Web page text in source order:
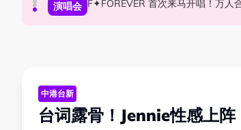
国际星闻 张员瑛频陷耍大牌争议！首度吐
演唱会 F✦FOREVER 首次来马开唱！万人
国际星闻 CORTIS MARTIN一开口就沦陷
中港台新
台词露骨！Jennie性感上